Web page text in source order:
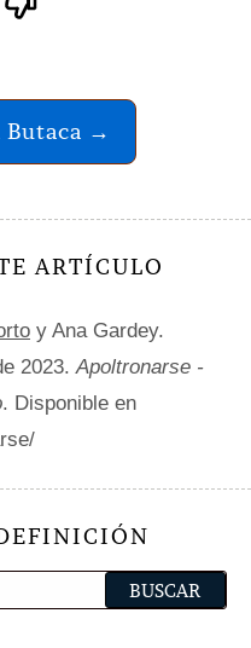
Butaca →
ARTÍCULO
y Ana Gardey.
2023.Apoltronarse -
. Disponible en